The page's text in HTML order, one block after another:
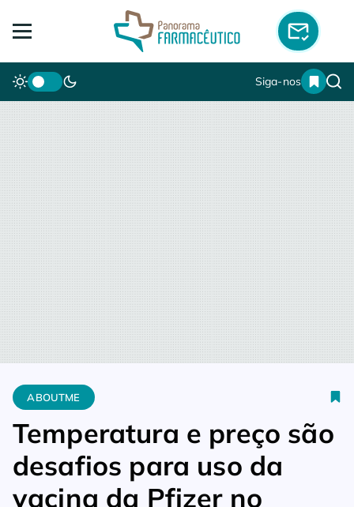
Siga-nos
Home Aboutme Temperatura e preço são desafios para
ABOUTME
Temperatura e preço são
desafios para uso da
vacina da Pfizer no